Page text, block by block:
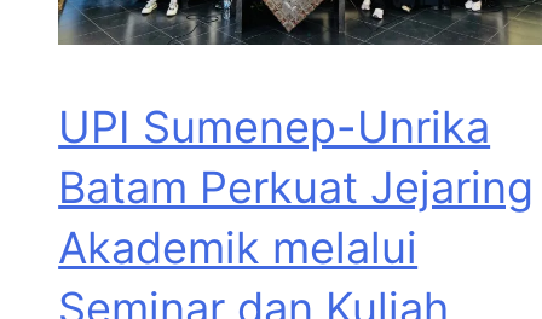
UPI Sumenep-Unrika
Batam Perkuat Jejaring
Akademik melalui
Seminar dan Kuliah